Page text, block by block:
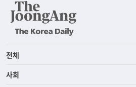
전체